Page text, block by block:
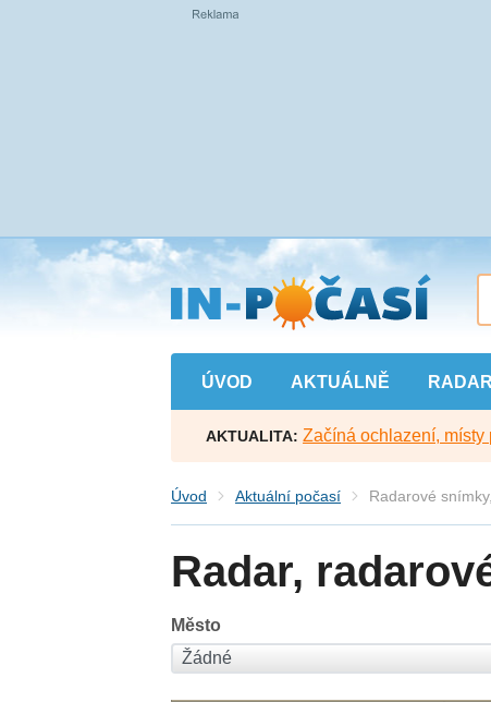
Přejít
na
hlavní
obsah
ÚVOD AKTUÁLNĚ RADAR
AKTUALITA: Začíná ochlazení, místy
Úvod Aktuální počasí Radarové
Radar,
Město